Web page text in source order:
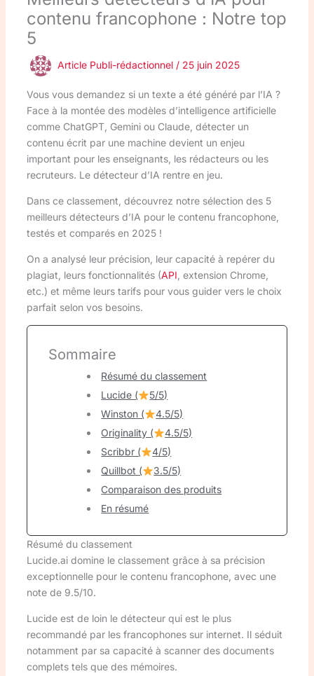
contenu francophone : Notre top
5
Article Publi-rédactionnel / 25 juin 2025
Vous vous demandez si un texte a été généré par l’IA ?
Face à la montée des modèles d’intelligence artificielle
comme ChatGPT, Gemini ou Claude, détecter un
contenu écrit par une machine devient un enjeu
important pour les enseignants, les rédacteurs ou les
recruteurs. Le détecteur d’IA rentre en jeu.
Dans ce classement, découvrez notre sélection des 5
meilleurs détecteurs d’IA pour le contenu francophone,
testés et comparés en 2025 !
On a analysé leur précision, leur capacité à repérer du
plagiat, leurs fonctionnalités (API , extension Chrome,
etc.) et même leurs tarifs pour vous guider vers le choix
parfait selon vos besoins.
Sommaire
Résumé du classement
Lucide (
5/5)
Winston (
4.5/5)
Originality (
4.5/5)
Scribbr (
4/5)
Quillbot (
3.5/5)
Comparaison des produits
En résumé
Résumé du classement
Lucide.ai domine le classement grâce à sa précision
exceptionnelle pour le contenu francophone, avec une
note de 9.5/10.
Lucide est de loin le détecteur qui est le plus
recommandé par les francophones sur internet. Il séduit
notamment par sa capacité à scanner des documents
complets tels que des mémoires.